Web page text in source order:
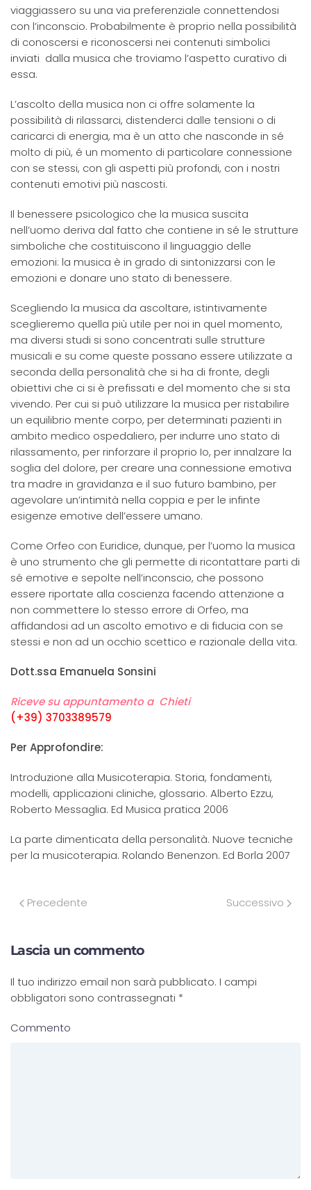
viaggiassero su una via preferenziale connettendosi
con l’inconscio. Probabilmente è proprio nella possibilità
di conoscersi e riconoscersi nei contenuti simbolici
inviati dalla musica che troviamo l’aspetto curativo di
essa.
L’ascolto della musica non ci offre solamente la
possibilità di rilassarci, distenderci dalle tensioni o di
caricarci di energia, ma è un atto che nasconde in sé
molto di più, é un momento di particolare connessione
con se stessi, con gli aspetti più profondi, con i nostri
contenuti emotivi più nascosti.
Il benessere psicologico che la musica suscita
nell’uomo deriva dal fatto che contiene in sé le strutture
simboliche che costituiscono il linguaggio delle
emozioni: la musica è in grado di sintonizzarsi con le
emozioni e donare uno stato di benessere.
Scegliendo la musica da ascoltare, istintivamente
sceglieremo quella più utile per noi in quel momento,
ma diversi studi si sono concentrati sulle strutture
musicali e su come queste possano essere utilizzate a
seconda della personalità che si ha di fronte, degli
obiettivi che ci si è prefissati e del momento che si sta
vivendo. Per cui si può utilizzare la musica per ristabilire
un equilibrio mente corpo, per determinati pazienti in
ambito medico ospedaliero, per indurre uno stato di
rilassamento, per rinforzare il proprio Io, per innalzare la
soglia del dolore, per creare una connessione emotiva
tra madre in gravidanza e il suo futuro bambino, per
agevolare un’intimità nella coppia e per le infinte
esigenze emotive dell’essere umano.
Come Orfeo con Euridice, dunque, per l’uomo la musica
è uno strumento che gli permette di ricontattare parti di
sé emotive e sepolte nell’inconscio, che possono
essere riportate alla coscienza facendo attenzione a
non commettere lo stesso errore di Orfeo, ma
affidandosi ad un ascolto emotivo e di fiducia con se
stessi e non ad un occhio scettico e razionale della vita.
Dott.ssa Emanuela Sonsini
Riceve su appuntamento a Chieti
(+39) 3703389579
Per Approfondire:
Introduzione alla Musicoterapia. Storia, fondamenti,
modelli, applicazioni cliniche, glossario. Alberto Ezzu,
Roberto Messaglia. Ed Musica pratica 2006
La parte dimenticata della personalità. Nuove tecniche
per la musicoterapia. Rolando Benenzon. Ed Borla 2007
Precedente Successivo
Lascia un commento
Il tuo indirizzo email non sarà pubblicato. I campi
obbligatori sono contrassegnati *
Commento